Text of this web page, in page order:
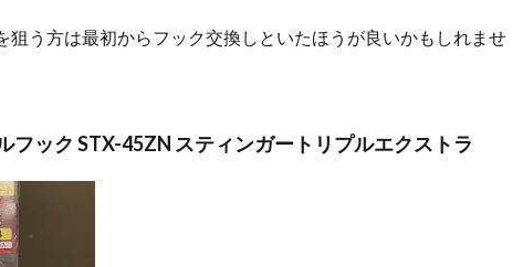
狙う方は最初からフック交換しといたほうが良いかもしれませ
フック STX-45ZN スティンガートリプルエクストラ